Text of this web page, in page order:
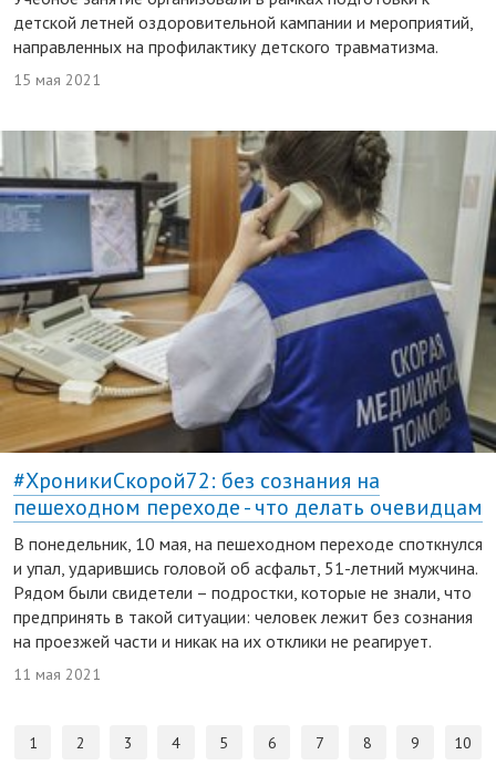
детской летней оздоровительной кампании и мероприятий,
направленных на профилактику детского травматизма.
15 мая 2021
#ХроникиСкорой72: без сознания на
пешеходном переходе - что делать очевидцам
В понедельник, 10 мая, на пешеходном переходе споткнулся
и упал, ударившись головой об асфальт, 51-летний мужчина.
Рядом были свидетели – подростки, которые не знали, что
предпринять в такой ситуации: человек лежит без сознания
на проезжей части и никак на их отклики не реагирует.
11 мая 2021
1 2 3 4 5 6 7 8 9 10